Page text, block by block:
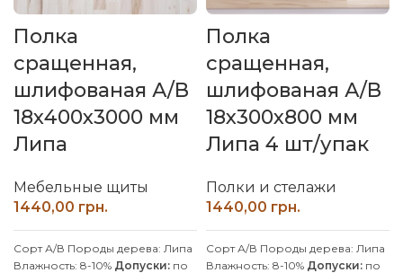
менеджера.
Полка
сращенная,
шлифованая А/В
18х400х3000 мм
Липа
Мебельные щиты
грн.
Сорт А/В Породы дерева: Липа
Влажность: 8-10% Допуски: по
Полка
сращенная,
шлифованая А/В
18х300х800 мм
Липа 4 шт/упак
Полки и стелажи
грн.
Сорт А/В Породы дерева: Липа
Влажность: 8-10% Допуски: по